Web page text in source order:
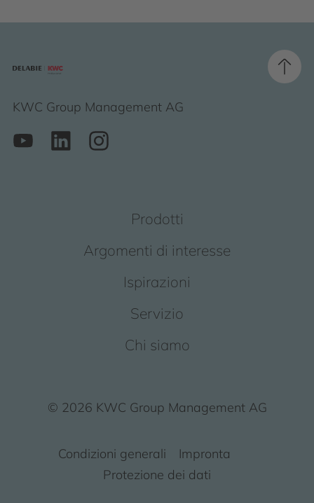
KWC Group Management AG
Prodotti
Argomenti di interesse
Ispirazioni
Servizio
Chi siamo
© 2026 KWC Group Management AG
Condizioni generali
Impronta
Protezione dei dati